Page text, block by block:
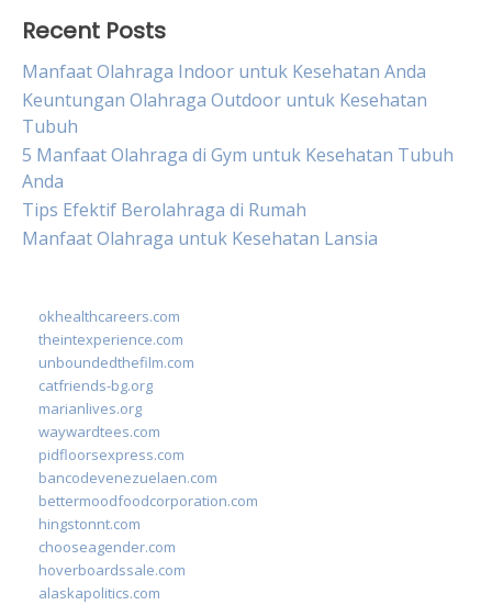
Recent Posts
Manfaat Olahraga Indoor untuk Kesehatan Anda
Keuntungan Olahraga Outdoor untuk Kesehatan
Tubuh
5 Manfaat Olahraga di Gym untuk Kesehatan Tubuh
Anda
Tips Efektif Berolahraga di Rumah
Manfaat Olahraga untuk Kesehatan Lansia
okhealthcareers.com
theintexperience.com
unboundedthefilm.com
catfriends-bg.org
marianlives.org
waywardtees.com
pidfloorsexpress.com
bancodevenezuelaen.com
bettermoodfoodcorporation.com
hingstonnt.com
chooseagender.com
hoverboardssale.com
alaskapolitics.com